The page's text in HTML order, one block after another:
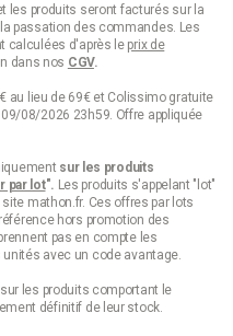
à vos
adaptée à vos besoins,
: Vous pouvez
en ustensiles de
encore explorer les sites
gamme complète
variété de passoires et
attentes. Que ce soit sur
physique à Chatte, vous
les produits seront facturés sur la
passation des commandes. Les
calculées d'après le prix de
dans nos CGV.
au lieu de 69€ et Colissimo gratuite
08/2026 23h59. Offre appliquée
sur les produits
par lot". Les produits s'appelant "lot"
mathon.fr. Ces offres par lots
hors promotion des
pas en compte les
avec un code avantage.
les produits comportant le
définitif de leur stock.